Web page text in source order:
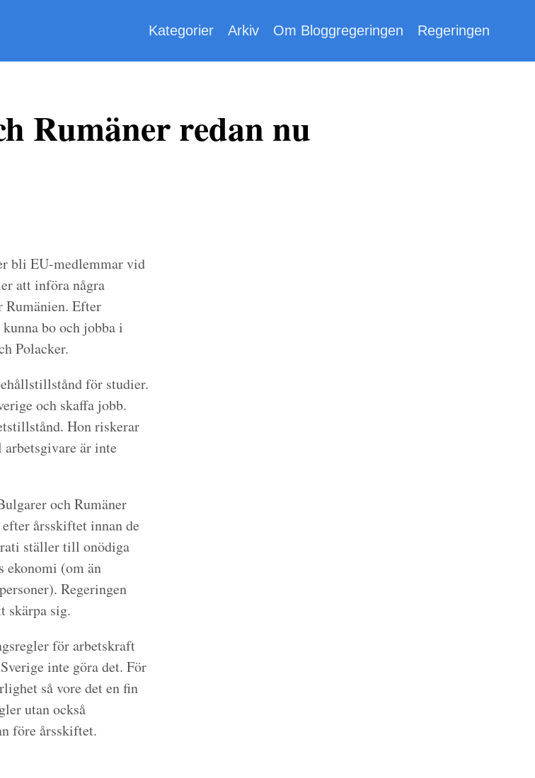
Kategorier Arkiv Om Bloggregeringen Regeringen
Rumäner redan nu
bli EU-medlemmar vid
att införa några
Rumänien. Efter
bo och jobba i
Polacker.
för studier.
och skaffa jobb.
Hon riskerar
är inte
och Rumäner
årsskiftet innan de
ställer till onödiga
ekonomi (om än
Regeringen
skärpa sig.
för arbetskraft
inte göra det. För
så vore det en fin
utan också
före årsskiftet.